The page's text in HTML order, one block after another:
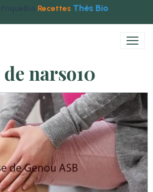
Recettes Thés Bio
narso10